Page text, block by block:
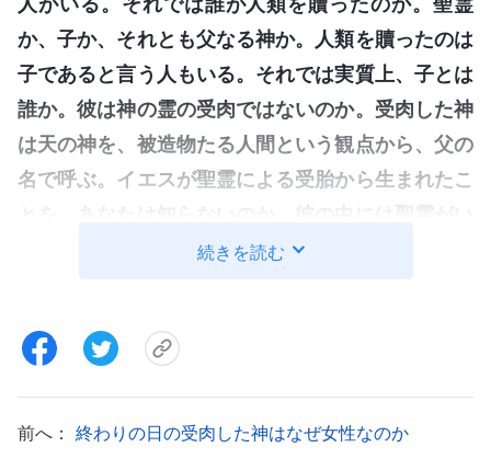
か、子か、それとも父なる神か。人類を贖ったのは
子であると言う人もいる。それでは実質上、子とは
誰か。彼は神の霊の受肉ではないのか。受肉した神
は天の神を、被造物たる人間という観点から、父の
名で呼ぶ。イエスが聖霊による受胎から生まれたこ
る。あなたが何と言おうと、彼は神の霊の受肉なの
は一つの霊である。働きを実行するのは神自身、す
はないのか。イエスにおいて働くのは聖霊ではない
続きを読む
前へ： 終わりの日の受肉した神はなぜ女性なのか